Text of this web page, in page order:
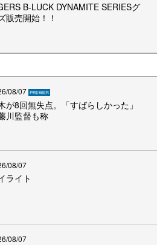
B-LUCK DYNAMITE SERIESグ
販売開始！！
08/07
が8回無失点。「すばらしかった」
川監督も称
08/07
ライト
08/07